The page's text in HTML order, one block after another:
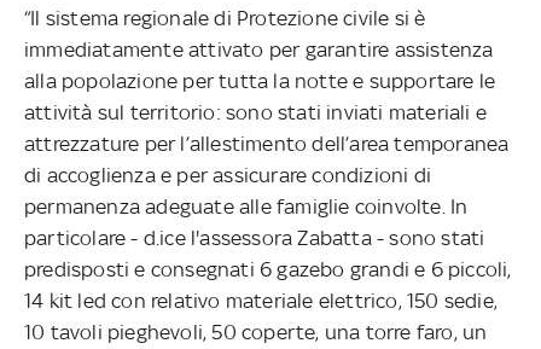
“Il sistema regionale di Protezione civile si è
immediatamente attivato per garantire assistenza
alla popolazione per tutta la notte e supportare le
attività sul territorio: sono stati inviati materiali e
attrezzature per l’allestimento dell’area temporanea
di accoglienza e per assicurare condizioni di
permanenza adeguate alle famiglie coinvolte. In
particolare - d.ice l'assessora Zabatta - sono stati
predisposti e consegnati 6 gazebo grandi e 6 piccoli,
14 kit led con relativo materiale elettrico, 150 sedie,
10 tavoli pieghevoli, 50 coperte, una torre faro, un